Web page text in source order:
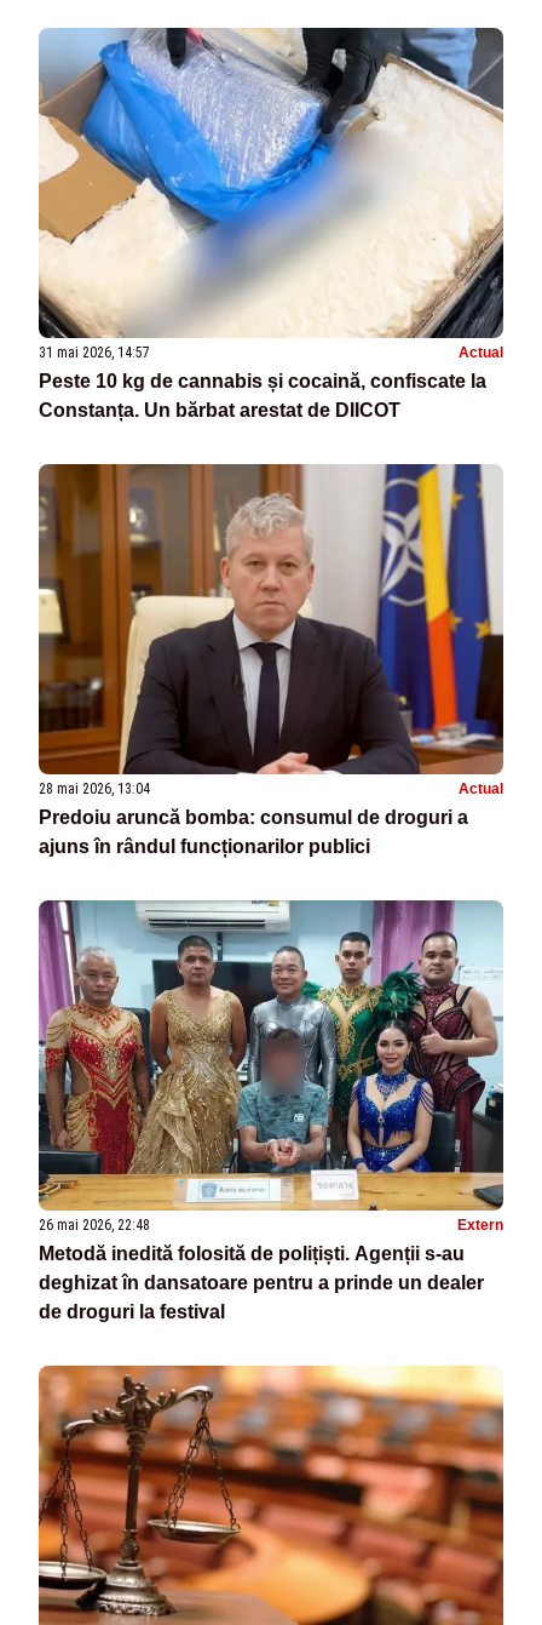
31 mai 2026, 14:57 Actual
Peste 10 kg de cannabis și cocaină, confiscate la
Constanța. Un bărbat arestat de DIICOT
28 mai 2026, 13:04 Actual
Predoiu aruncă bomba: consumul de droguri a
ajuns în rândul funcționarilor publici
26 mai 2026, 22:48 Extern
Metodă inedită folosită de polițiști. Agenții s-au
deghizat în dansatoare pentru a prinde un dealer
de droguri la festival